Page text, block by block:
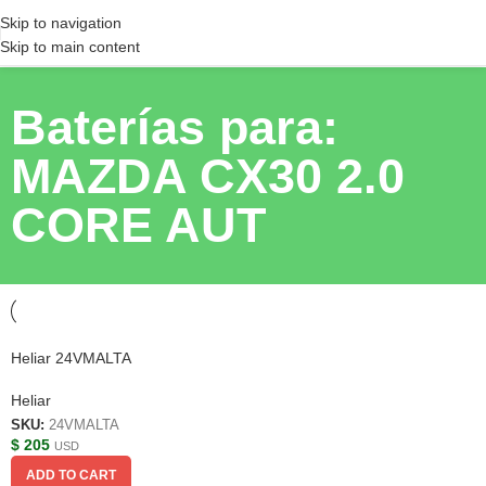
Skip to navigation
Skip to main content
Baterías para:
MAZDA CX30 2.0
CORE AUT
Heliar 24VMALTA
Heliar
SKU: 24VMALTA
$ 205 USD
ADD TO CART